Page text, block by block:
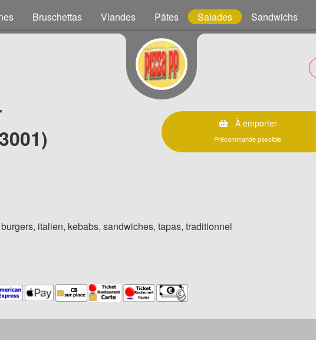
Bruschettas Viandes Pâtes Salades Sandwichs
À emporter
Précommande possible
italien, kebabs, sandwiches, tapas, traditionnel